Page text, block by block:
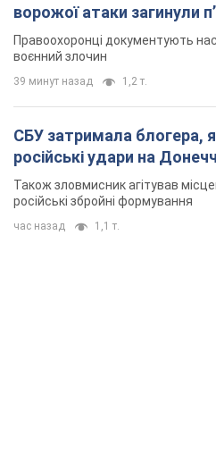
ворожої атаки загинули
Правоохоронці документують
воєнний злочин
39 минут назад 1,2 т.
СБУ затримала блогера,
російські удари на
Також зловмисник агітував
російські збройні формування
час назад 1,1 т.